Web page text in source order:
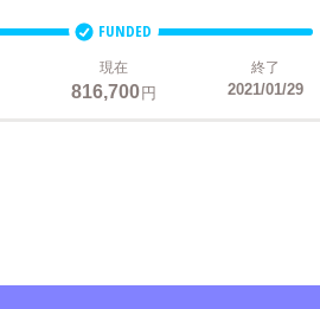
FUNDED
現在
816,700円
終了
2021/01/29